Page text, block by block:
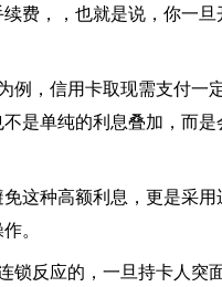
费，，也就是说，你一
例，信用卡取现需支付一
是单纯的利息叠加，而
这种高额利息，更是采
。
锁反应的，一旦持卡人突